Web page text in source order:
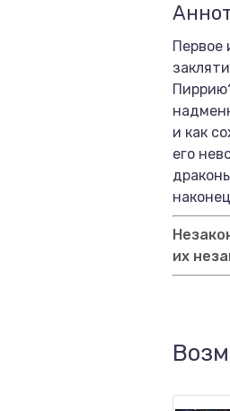
Первое
и как
его
их